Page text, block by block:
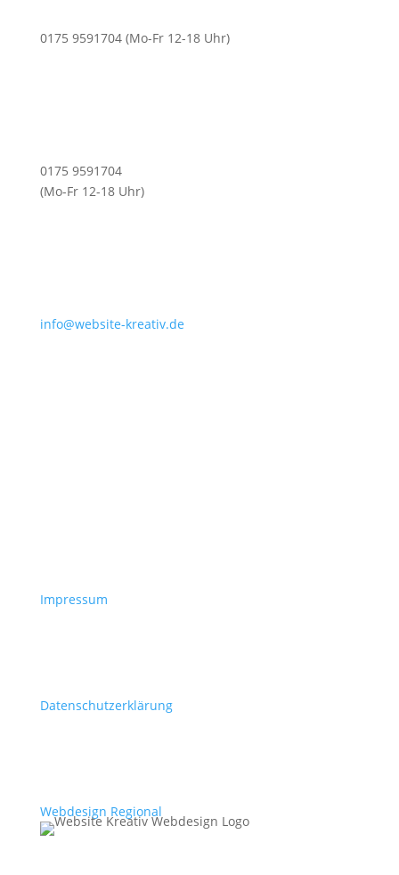
0175 9591704 (Mo-Fr 12-18 Uhr)
0175 9591704
(Mo-Fr 12-18 Uhr)
info@website-kreativ.de
Impressum
Datenschutzerklärung
Webdesign Regional